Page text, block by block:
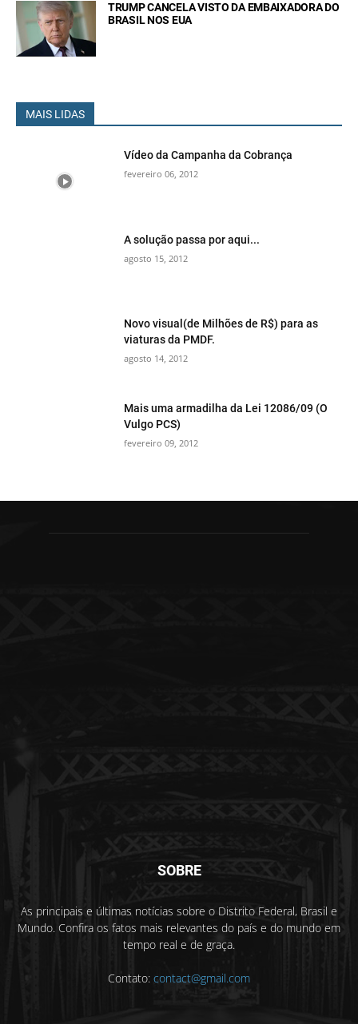
TRUMP CANCELA VISTO DA EMBAIXADORA DO
BRASIL NOS EUA
MAIS LIDAS
Vídeo da Campanha da Cobrança
fevereiro 06, 2012
A solução passa por aqui...
agosto 15, 2012
Novo visual(de Milhões de R$) para as
viaturas da PMDF.
agosto 14, 2012
Mais uma armadilha da Lei 12086/09 (O
Vulgo PCS)
fevereiro 09, 2012
SOBRE
As principais e últimas notícias sobre o Distrito Federal, Brasil e
Mundo. Confira os fatos mais relevantes do país e do mundo em
tempo real e de graça.
Contato: contact@gmail.com